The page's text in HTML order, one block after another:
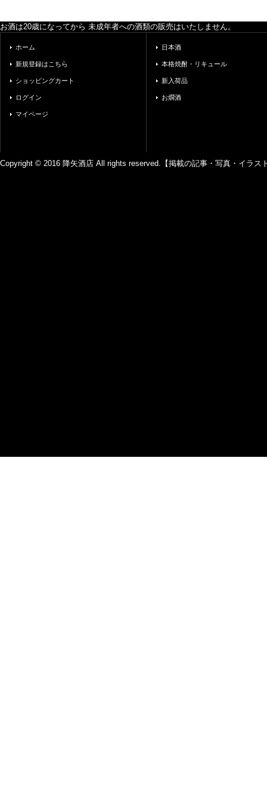
お酒は20歳になってから 未成年者への酒類の販売はいたしません。
ホーム
新規登録はこちら
ショッピングカート
ログイン
マイページ
日本酒
本格焼酎・リキュール
新入荷品
お燗酒
Copyright © 2016 降矢酒店 All rights reserved.【掲載の記事・写真・イラス